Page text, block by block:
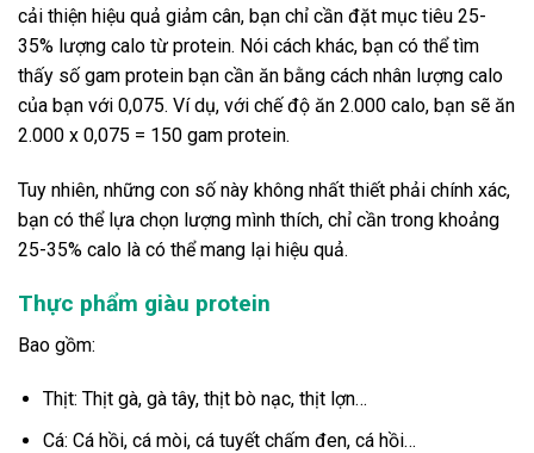
cải thiện hiệu quả giảm cân, bạn chỉ cần đặt mục tiêu 25-
35% lượng calo từ protein. Nói cách khác, bạn có thể tìm
thấy số gam protein bạn cần ăn bằng cách nhân lượng calo
của bạn với 0,075. Ví dụ, với chế độ ăn 2.000 calo, bạn sẽ ăn
2.000 x 0,075 = 150 gam protein.
Tuy nhiên, những con số này không nhất thiết phải chính xác,
bạn có thể lựa chọn lượng mình thích, chỉ cần trong khoảng
25-35% calo là có thể mang lại hiệu quả.
Thực phẩm giàu protein
Bao gồm:
Thịt: Thịt gà, gà tây, thịt bò nạc, thịt lợn…
Cá: Cá hồi, cá mòi, cá tuyết chấm đen, cá hồi…